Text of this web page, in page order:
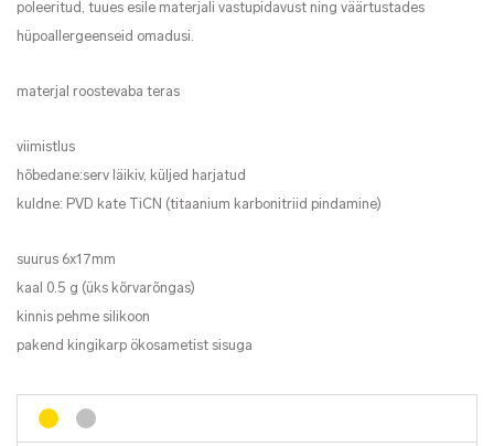
poleeritud, tuues esile materjali vastupidavust ning väärtustades
hüpoallergeenseid omadusi.
materjal roostevaba teras
viimistlus
hõbedane:serv läikiv, küljed harjatud
kuldne: PVD kate TiCN (titaanium karbonitriid pindamine)
suurus 6x17mm
kaal 0.5 g (üks kõrvarõngas)
kinnis pehme silikoon
pakend kingikarp ökosametist sisuga